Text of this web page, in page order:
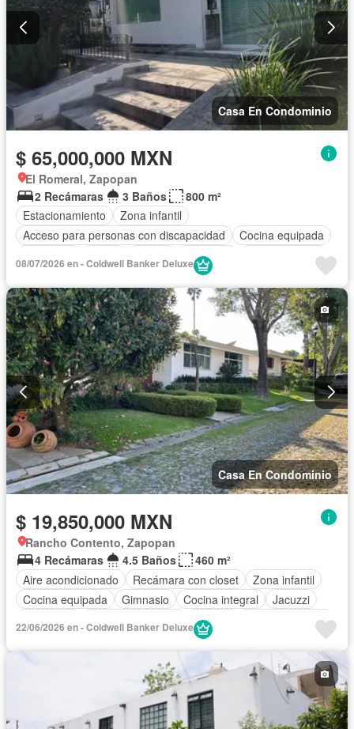
Casa En Condominio
$ 65,000,000 MXN
El Romeral, Zapopan
2 Recámaras
3 Baños
800 m²
Estacionamiento
Zona infantil
Acceso para personas con discapacidad
Cocina equipada
Gimnasio
Cocina integral
Cancha de tenis
Terraza
Sin amueblar
08/07/2026 en - Coldwell Banker Deluxe
Casa En Condominio
$ 19,850,000 MXN
Rancho Contento, Zapopan
4 Recámaras
4.5 Baños
460 m²
Aire acondicionado
Recámara con closet
Zona infantil
Cocina equipada
Gimnasio Cocina integral
Jacuzzi
Alberca
Cancha de tenis
22/06/2026 en - Coldwell Banker Deluxe